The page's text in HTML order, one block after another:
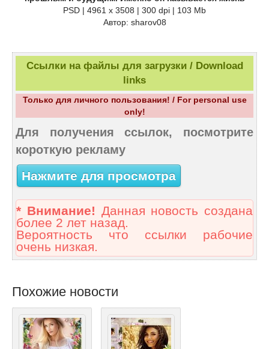
PSD | 4961 х 3508 | 300 dpi | 103 Mb
Автор: sharov08
Ссылки на файлы для загрузки / Download
links
Только для личного пользования! / For personal use
only!
Для получения ссылок, посмотрите
короткую рекламу
Нажмите для просмотра
* Внимание! Данная новость создана
более 2 лет назад.
Вероятность что ссылки рабочие
очень низкая.
Похожие новости